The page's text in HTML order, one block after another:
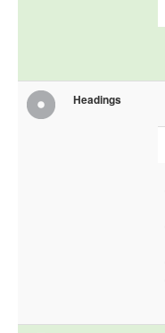
Headings